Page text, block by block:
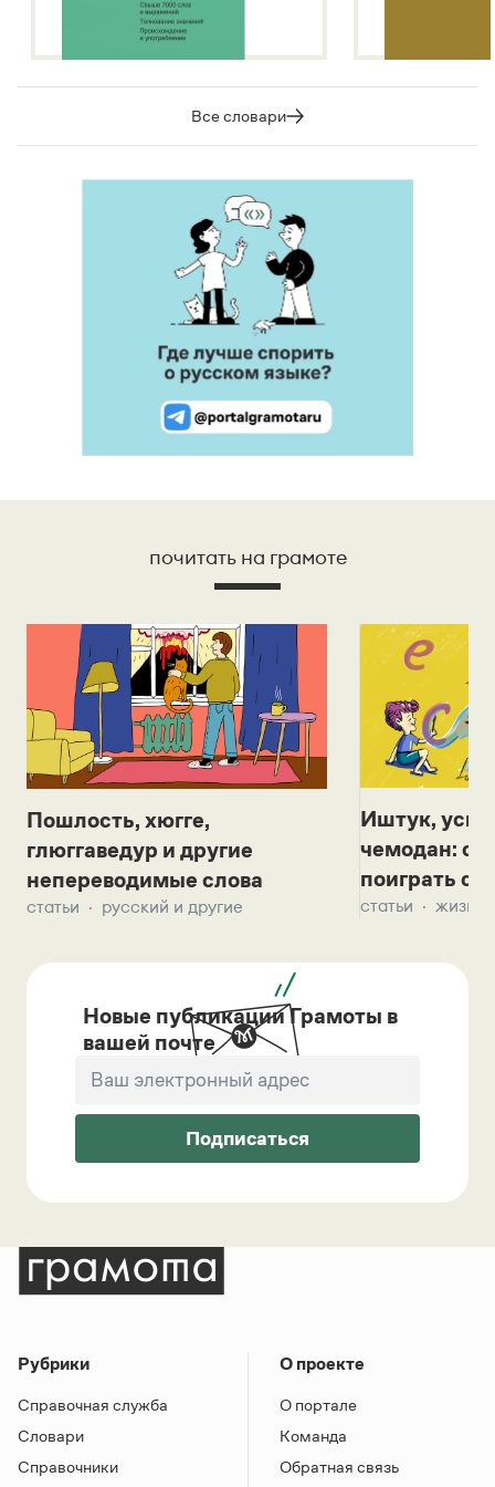
Все словари
почитать на грамоте
Пошлость, хюгге,
глюггаведур и другие
непереводимые слова
статьи русский и другие
Иштук,
чемодан:
поиграть с
статьи жизнь
Новые публикации Грамоты в
вашей почте
Подписаться
Рубрики
Справочная служба
Словари
Справочники
О проекте
О портале
Команда
Обратная связь